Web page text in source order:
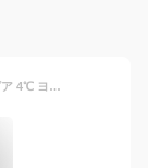
K10ホワイトゴールド+ロジウムコーティングピア 4℃ ヨンドシー アクセサリー・腕時計 ピアス シルバー【送料無料】[Rakuten Fashion]